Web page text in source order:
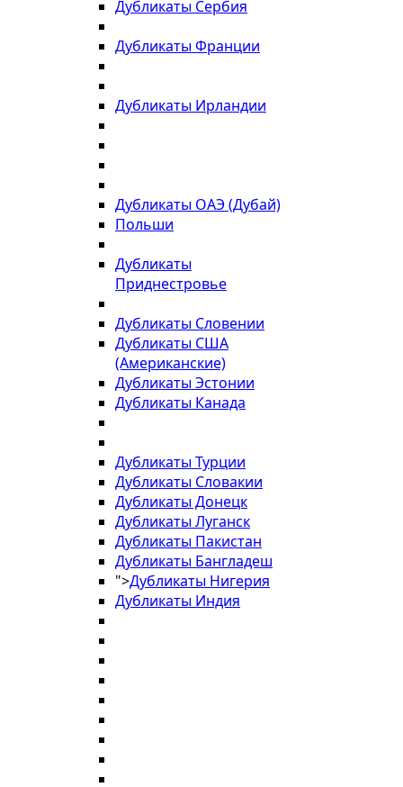
Дубликаты Сербия
Дубликаты Франции
Дубликаты Ирландии
Дубликаты ОАЭ (Дубай)
Польши
Дубликаты
Приднестровье
Дубликаты Словении
Дубликаты США
(Американские)
Дубликаты Эстонии
Дубликаты Канада
Дубликаты Турции
Дубликаты Словакии
Дубликаты Донецк
Дубликаты Луганск
Дубликаты Пакистан
Дубликаты Бангладеш
">Дубликаты Нигерия
Дубликаты Индия